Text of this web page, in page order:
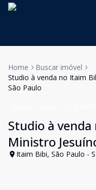
Home
Buscar imóvel
Studio à venda no Itaim
São Paulo
Studio à
Ministro
Itaim Bibi, São Paulo -